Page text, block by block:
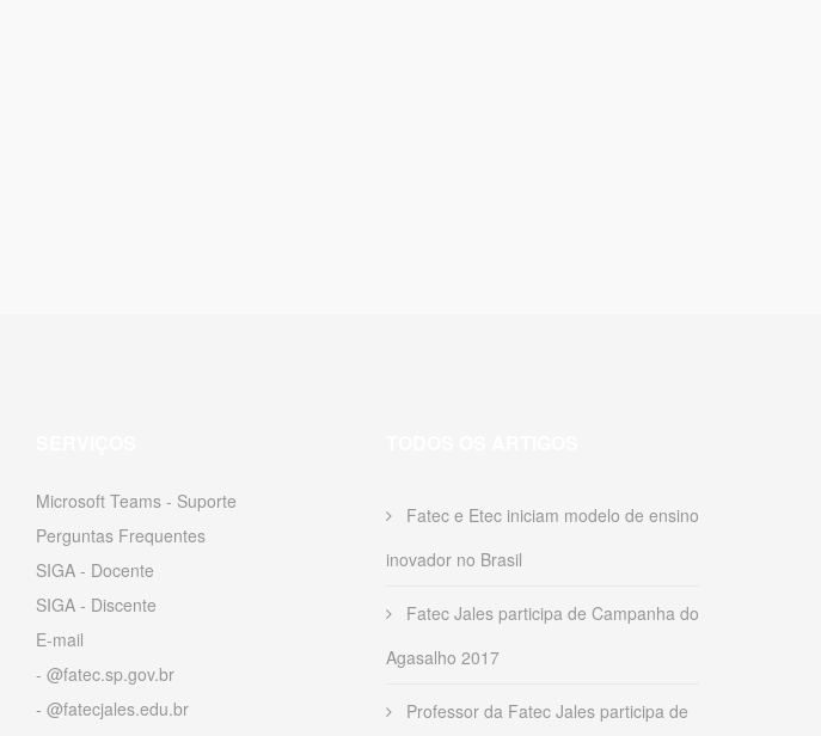
Microsoft Teams - Suporte
Perguntas Frequentes
SIGA - Docente
SIGA - Discente
E-mail
- @fatec.sp.gov.br
- @fatecjales.edu.br
Fatec e Etec iniciam modelo de ensino
inovador no Brasil
Fatec Jales participa de Campanha do
Agasalho 2017
Professor da Fatec Jales participa de